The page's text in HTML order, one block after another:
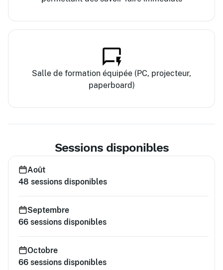
Salle de formation équipée (PC, projecteur,
paperboard)
Sessions disponibles
Août
48 sessions disponibles
Septembre
66 sessions disponibles
Octobre
66 sessions disponibles